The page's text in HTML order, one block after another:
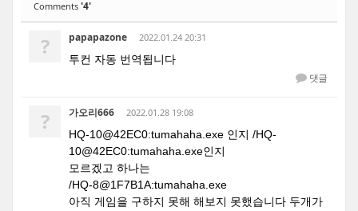
Comments '4'
? papapazone 2022.01.24 20:31
투컨 자동 번역됩니다
댓글
? 가오리666 2022.01.28 19:08
HQ-10@42EC0:tumahaha.exe 인지 /HQ-
10@42EC0:tumahaha.exe인지
모르겠고 하나는
/HQ-8@1F7B1A:tumahaha.exe
아직 게임을 구하지 못해 해보지 못했습니다 두개가